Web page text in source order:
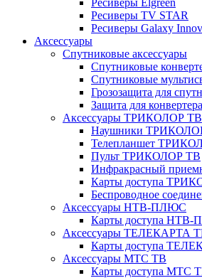
Ресиверы Elgreen
Ресиверы TV STAR
Ресиверы Galaxy
Аксессуары
Спутниковые аксессуары
Спутниковые
Спутниковые
Грозозащита для
Защита для конвертера
Аксессуары ТРИКОЛОР ТВ
Наушники
Телепланшет
Пульт ТРИКОЛОР ТВ
Инфракрасный
Карты доступа
Беспроводное
Аксессуары НТВ-ПЛЮС
Карты доступа
Аксессуары ТЕЛЕКАРТА
Карты доступа
Аксессуары МТС ТВ
Карты доступа МТС